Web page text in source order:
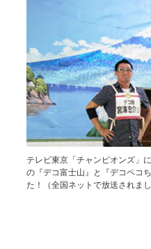
テレビ東京「チャンピオンズ」
の『デコ富士山』と『デコペコ
た！（全国ネットで放送されまし